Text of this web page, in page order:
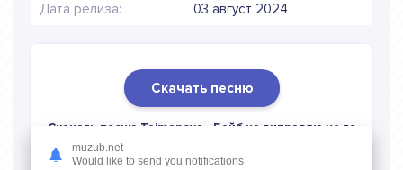
Дата релиза: 03 август 2024
Скачать песню
Скачать песню Taimanova - Бейб не виправлю це та
скiльки б я не тiкав (кавер Stereo Love)
1:38, качество: 320 кбитс) бесплатно или слушать музыку
muzub.net
Would like to send you notifications